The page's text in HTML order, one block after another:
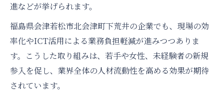
進などが挙げられます。
福島県会津若松市北会津町下荒井の企業でも、現場の効
率化やICT活用による業務負担軽減が進みつつありま
す。こうした取り組みは、若手や女性、未経験者の新規
参入を促し、業界全体の人材流動性を高める効果が期待
されています。